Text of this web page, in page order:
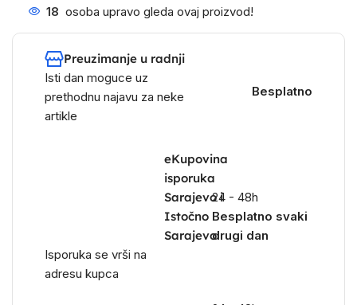
18 osoba upravo gleda ovaj proizvod!
Preuzimanje u radnji
Isti dan moguce uz
prethodnu najavu za neke
artikle
Besplatno
eKupovina
isporuka
Sarajevo i
Istočno
Sarajevo
Isporuka se vrši na
adresu kupca
24 - 48h
Besplatno svaki
drugi dan